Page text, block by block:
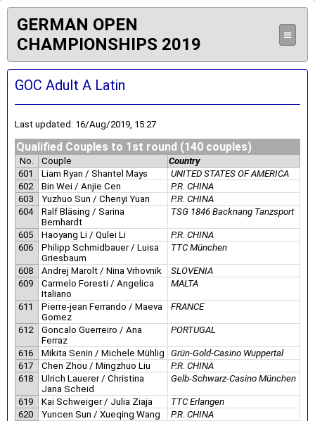
GERMAN OPEN
CHAMPIONSHIPS 2019
≡
GOC Adult A Latin
Last updated: 16/Aug/2019, 15:27
Qualified Couples to 1st round (140 couples)
No. Couple
Country
601
Liam Ryan / Shantel Mays
UNITED STATES OF AMERICA
602
Bin Wei / Anjie Cen
P.R. CHINA
603
Yuzhuo Sun / Chenyi Yuan
P.R. CHINA
604
Ralf Bläsing / Sarina
Bernhardt
TSG 1846 Backnang Tanzsport
605 Haoyang Li / Qulei Li
P.R. CHINA
606
Philipp Schmidbauer / Luisa
Griesbaum
TTC München
608 Andrej Marolt / Nina Vrhovnik
SLOVENIA
609
Carmelo Foresti / Angelica
Italiano
MALTA
611
Pierre-jean Ferrando / Maeva
Gomez
FRANCE
612
Goncalo Guerreiro / Ana
Ferraz
PORTUGAL
616 Mikita Senin / Michele Mühlig
Grün-Gold-Casino Wuppertal
617
Chen Zhou / Mingzhuo Liu
P.R. CHINA
618
Ulrich Lauerer / Christina
Jana Scheid
Gelb-Schwarz-Casino München
619 Kai Schweiger / Julia Ziaja
TTC Erlangen
620
Yuncen Sun / Xueqing Wang
P.R. CHINA